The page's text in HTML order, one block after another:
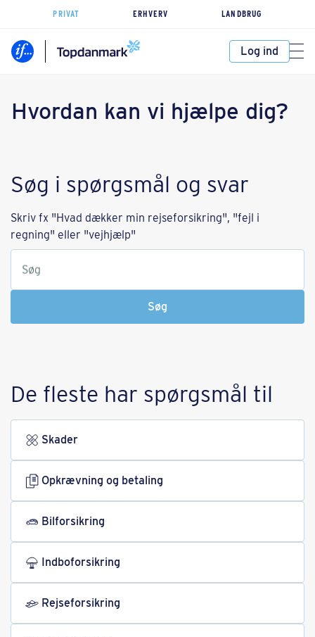
PRIVAT ERHVERV LANDBRUG
Log ind
Hvordan kan vi hjælpe dig?
Søg i spørgsmål og svar
Skriv fx "Hvad dækker min rejseforsikring", "fejl i
regning" eller "vejhjælp"
Søg
Søg
De fleste har spørgsmål til
Skader
Opkrævning og betaling
Bilforsikring
Indbo­forsikring
Rejse­forsikring